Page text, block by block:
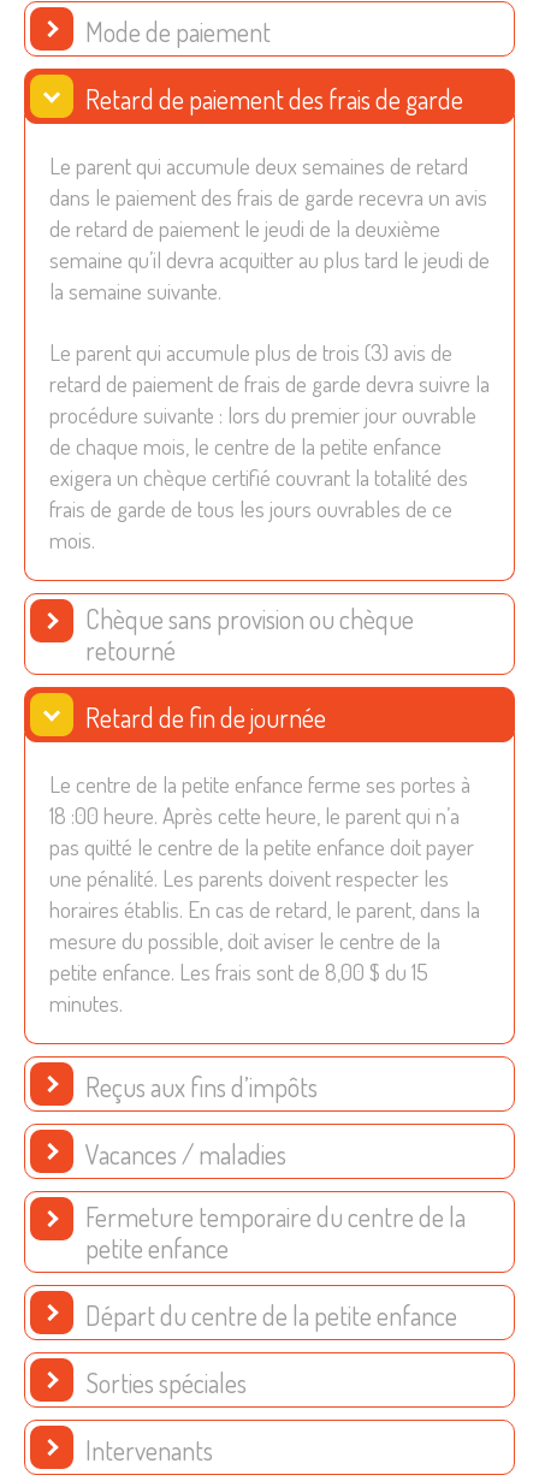
Mode de paiement
Retard de paiement des frais de garde
Le parent qui accumule deux semaines de retard
dans le paiement des frais de garde recevra un avis
de retard de paiement le jeudi de la deuxième
semaine qu’il devra acquitter au plus tard le jeudi de
la semaine suivante.
Le parent qui accumule plus de trois (3) avis de
retard de paiement de frais de garde devra suivre la
procédure suivante : lors du premier jour ouvrable
de chaque mois, le centre de la petite enfance
exigera un chèque certifié couvrant la totalité des
frais de garde de tous les jours ouvrables de ce
mois.
Chèque sans provision ou chèque
retourné
Retard de fin de journée
Le centre de la petite enfance ferme ses portes à
18 :00 heure. Après cette heure, le parent qui n’a
pas quitté le centre de la petite enfance doit payer
une pénalité. Les parents doivent respecter les
horaires établis. En cas de retard, le parent, dans la
mesure du possible, doit aviser le centre de la
petite enfance. Les frais sont de 8,00 $ du 15
minutes.
Reçus aux fins d’impôts
Vacances / maladies
Fermeture temporaire du centre de la
petite enfance
Départ du centre de la petite enfance
Sorties spéciales
Intervenants